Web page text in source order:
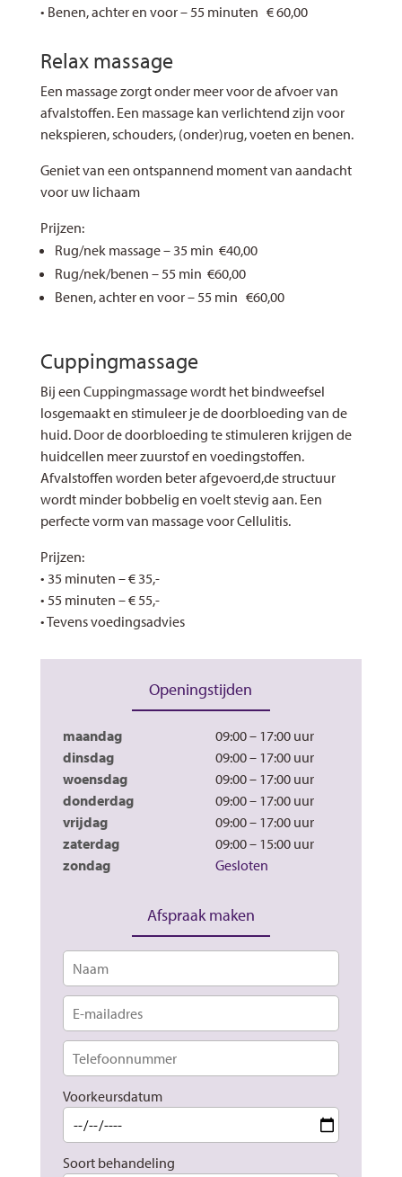
• Benen, achter en voor – 55 minuten € 60,00
Relax massage
Een massage zorgt onder meer voor de afvoer van
afvalstoffen. Een massage kan verlichtend zijn voor
nekspieren, schouders, (onder)rug, voeten en benen.
Geniet van een ontspannend moment van aandacht
voor uw lichaam
Prijzen:
Rug/nek massage – 35 min €40,00
Rug/nek/benen – 55 min €60,00
Benen, achter en voor – 55 min €60,00
Cuppingmassage
Bij een Cuppingmassage wordt het bindweefsel
losgemaakt en stimuleer je de doorbloeding van de
huid. Door de doorbloeding te stimuleren krijgen de
huidcellen meer zuurstof en voedingstoffen.
Afvalstoffen worden beter afgevoerd,de structuur
wordt minder bobbelig en voelt stevig aan. Een
perfecte vorm van massage voor Cellulitis.
Prijzen:
• 35 minuten – € 35,-
• 55 minuten – € 55,-
• Tevens voedingsadvies
Openingstijden
maandag
09:00 – 17:00
dinsdag
09:00 – 17:00
woensdag
09:00 – 17:00
donderdag
09:00 – 17:00
vrijdag
09:00 – 17:00
zaterdag
09:00 – 15:00
zondag
Gesloten
Afspraak maken
Voorkeursdatum
Soort behandeling